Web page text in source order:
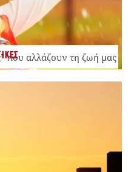
που αλλάζουν τη ζωή μας